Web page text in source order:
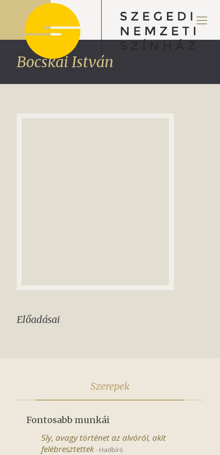
Bocskai István
Előadásai
Szerepek
Fontosabb munkái
Sly, avagy történet az alvóról, akit
felébresztettek - Hadbíró